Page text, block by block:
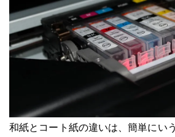
和紙とコート紙の違いは、簡単にい